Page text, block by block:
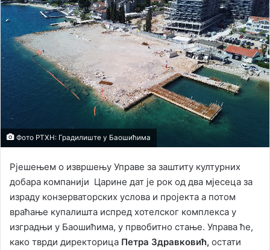
n
d
a
n
e
m
a
Фото РТХН: Градилиште у Баошићима
Рјешењем о извршењу Управе за заштиту културних
добара компанији Царине дат је рок од два мјесеца за
израду конзерваторских услова и пројекта а потом
враћање купалишта испред хотелског комплекса у
изградњи у Баошићима, у првобитно стање. Управа ће,
како тврди директорица Петра Здравковић, остати